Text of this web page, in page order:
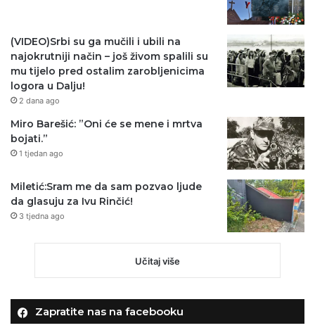
(VIDEO)Srbi su ga mučili i ubili na
najokrutniji način – još živom spalili su
mu tijelo pred ostalim zarobljenicima
logora u Dalju!
2 dana ago
Miro Barešić: ”Oni će se mene i mrtva
bojati.”
1 tjedan ago
Miletić:Sram me da sam pozvao ljude
da glasuju za Ivu Rinčić!
3 tjedna ago
Učitaj više
Zapratite nas na facebooku